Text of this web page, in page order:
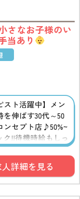
さなお子様のい
当あり
スト活躍中】メン
伸ばす30代～50
ンセプト店♪50%~
!!待機時給もしっ
ので安心です◎毎
保育園/託児所補
手当など、各種
詳細を見る